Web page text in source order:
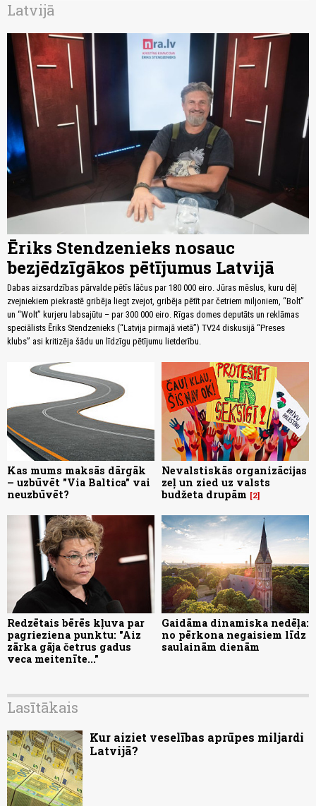
Latvijā
Ēriks Stendzenieks nosauc
bezjēdzīgākos pētījumus Latvijā
Dabas aizsardzības pārvalde pētīs lāčus par 180 000 eiro. Jūras mēslus, kuru dēļ
zvejniekiem piekrastē gribēja liegt zvejot, gribēja pētīt par četriem miljoniem, “Bolt”
un “Wolt” kurjeru labsajūtu – par 300 000 eiro. Rīgas domes deputāts un reklāmas
speciālists Ēriks Stendzenieks (“Latvija pirmajā vietā”) TV24 diskusijā “Preses
klubs” asi kritizēja šādu un līdzīgu pētījumu lietderību.
Kas mums maksās dārgāk
– uzbūvēt "Via Baltica" vai
neuzbūvēt?
Nevalstiskās organizācijas
zeļ un zied uz valsts
budžeta drupām
2
Redzētais bērēs kļuva par
pagrieziena punktu: "Aiz
zārka gāja četrus gadus
veca meitenīte..."
Gaidāma dinamiska nedēļa:
no pērkona negaisiem līdz
saulainām dienām
Lasītākais
Kur aiziet veselības aprūpes miljardi
Latvijā?